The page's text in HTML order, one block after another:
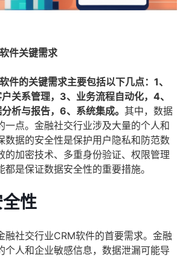
件关键需求
件的关键需求主要包括以下几点：1、
关系管理，3、业务流程自动化，4、
析与报告，6、系统集成。 其中，数据
一点。金融社交行业涉及大量的个人和
数据的安全性是保护用户隐私和防范数
的加密技术、多重身份验证、权限管理
是保证数据安全性的重要措施。
性
融社交行业CRM软件的首要需求。金融
个人和企业敏感信息，数据泄漏可能导